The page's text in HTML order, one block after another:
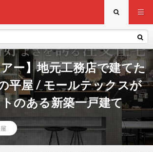
ー】地元工務店で建てた
平屋 / モールテックスが
のある新築一戸建て